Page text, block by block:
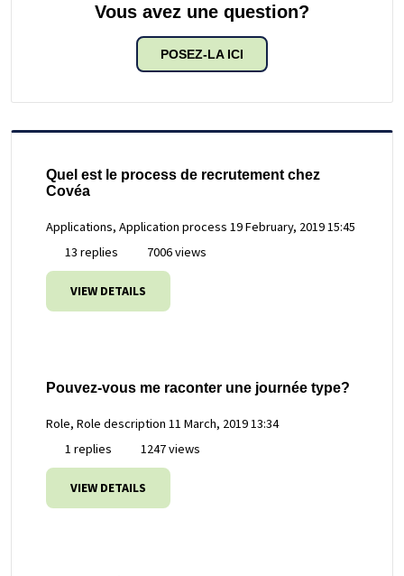
Vous avez une question?
POSEZ-LA ICI
Quel est le process de recrutement chez
Covéa
Applications, Application process 19 February, 2019 15:45
13 replies
7006 views
VIEW DETAILS
Pouvez-vous me raconter une journée type?
Role, Role description 11 March, 2019 13:34
1 replies
1247 views
VIEW DETAILS